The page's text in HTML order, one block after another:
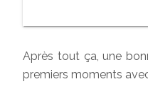
Après tout ça, une
premiers moments